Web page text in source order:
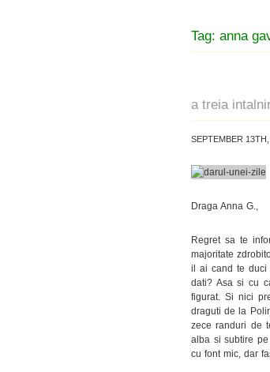
Tag: anna
a treia
SEPTEMBER
Draga Anna G.,
Regret sa te
majoritate
il ai cand te duci
dati? Asa si cu
figurat. Si nici
draguti de la
zece randuri de
alba si subtire
cu font mic, dar